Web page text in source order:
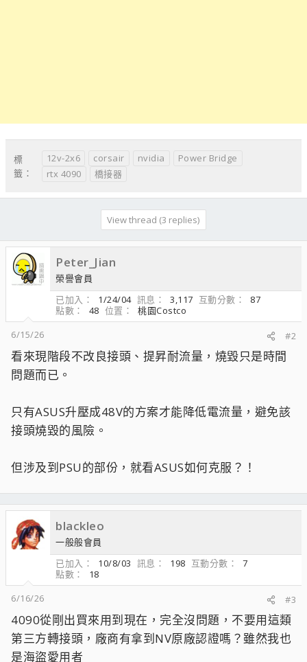
標
籤：
12v-2x6 corsair nvidia
Power Bridge
rtx 4090
橋接器
View thread (3 replies)
Peter_Jian
榮譽會員
已加入
1/24/04 訊息 3,117 互動分數
87
點數
48 位置
桃園Costco
6/15/26
#2
看來現階段不改良接頭、提昇耐流量，燒毀只是時間
問題而已。
只有ASUS升壓成48V的方案才能降低電流量，避免該
接頭燒毀的風險。
但涉及到PSU的部份，就看ASUS如何克服？！
blackleo
一般般會員
已加入
10/8/03 訊息 198 互動分數
7
點數
18
6/16/26
#3
4090從剛出買來用到現在，完全沒問題，不要用這類
第三方轉接頭，廠商有拿到NV原廠認證嗎？雖然我也
是海盜愛用者